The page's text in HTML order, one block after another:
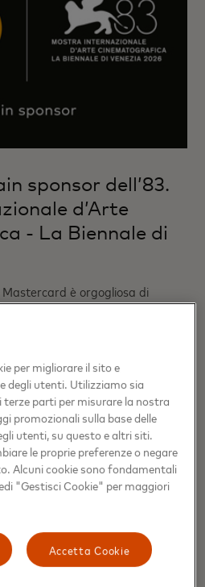
sponsor dell’83.
d’Arte
- La Biennale di
è orgogliosa di
consecutivo la sponsorship
settembre), la rassegna
al mondo che, dal 1932, riunisce
e appassionati attorno allo
sul Lungomare Marconi del
per migliorare il sito e
degli utenti. Utilizziamo sia
terze parti per misurare la nostra
promozionali sulla base delle
utenti, su questo e altri siti.
le proprie preferenze o negare
Alcuni cookie sono fondamentali
"Gestisci Cookie" per maggiori
Accetta Cookie